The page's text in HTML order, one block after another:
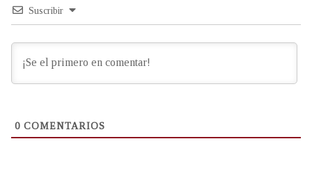
Suscribir
0 COMENTARIOS